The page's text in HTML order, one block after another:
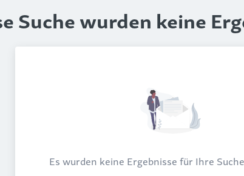
Suche wurden keine
Es wurden keine Ergebnisse für Ihre